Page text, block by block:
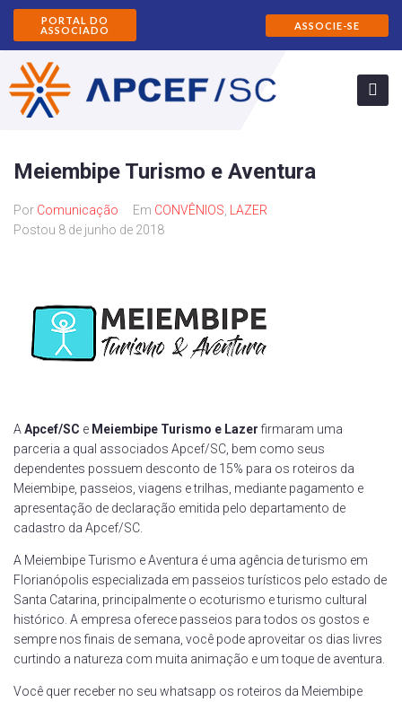
PORTAL DO
ASSOCIADO
ASSOCIE-SE
Meiembipe Turismo e Aventura
Por Comunicação Em CONVÊNIOS
LAZER
Postou 8 de junho de 2018
A Apcef/SC e Meiembipe Turismo e Lazer firmaram uma
parceria a qual associados Apcef/SC, bem como seus
dependentes possuem desconto de 15% para os roteiros da
Meiembipe, passeios, viagens e trilhas, mediante pagamento e
apresentação de declaração emitida pelo departamento de
cadastro da Apcef/SC.
A Meiembipe Turismo e Aventura é uma agência de turismo em
Florianópolis especializada em passeios turísticos pelo estado de
Santa Catarina, principalmente o ecoturismo e turismo cultural
histórico. A empresa oferece passeios para todos os gostos e
sempre nos finais de semana, você pode aproveitar os dias livres
curtindo a natureza com muita animação e um toque de aventura.
Você quer receber no seu whatsapp os roteiros da Meiembipe